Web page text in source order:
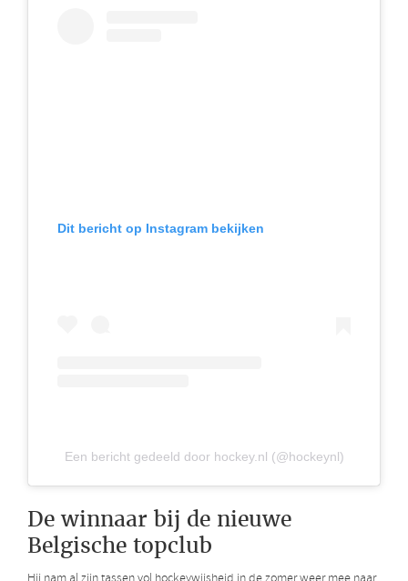
Dit bericht op Instagram bekijken
Een bericht gedeeld door hockey.nl (@hockeynl)
De winnaar bij de nieuwe
Belgische topclub